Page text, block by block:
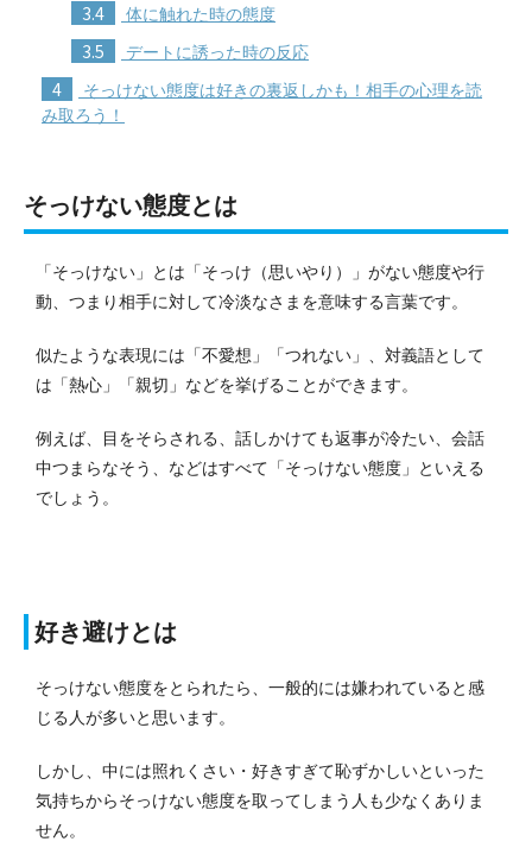
3.4 体に触れた時の態度
3.5 デートに誘った時の反応
4
そっけない態度は好きの裏返しかも！相手の心理を読
み取ろう！
そっけない態度とは
「そっけない」とは「そっけ（思いやり）」がない態度や行
動、つまり相手に対して冷淡なさまを意味する言葉です。
似たような表現には「不愛想」「つれない」、対義語として
は「熱心」「親切」などを挙げることができます。
例えば、目をそらされる、話しかけても返事が冷たい、会話
中つまらなそう、などはすべて「そっけない態度」といえる
でしょう。
好き避けとは
そっけない態度をとられたら、一般的には嫌われていると感
じる人が多いと思います。
しかし、中には照れくさい・好きすぎて恥ずかしいといった
気持ちからそっけない態度を取ってしまう人も少なくありま
せん。